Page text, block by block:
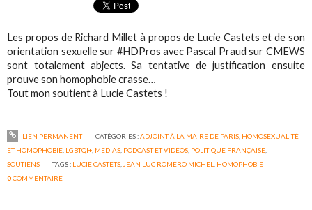
Les propos de Richard Millet à propos de Lucie Castets et de son
orientation sexuelle sur #HDPros avec Pascal Praud sur CMEWS
sont totalement abjects. Sa tentative de justification ensuite
prouve son homophobie crasse…
Tout mon soutient à Lucie Castets !
LIEN PERMANENT CATÉGORIES :ADJOINT À LA MAIRE DE PARIS, HOMOSEXUALITÉ
ET HOMOPHOBIE LGBTQI+ MEDIAS PODCAST ET VIDEOS POLITIQUE FRANÇAISE
SOUTIENS
TAGS : LUCIE CASTETS JEAN LUC ROMERO MICHEL
HOMOPHOBIE
0COMMENTAIRE